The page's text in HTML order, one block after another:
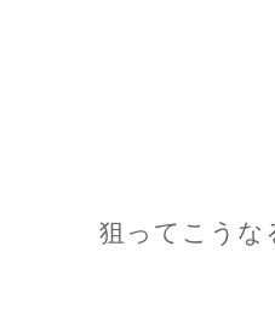
狙ってこうな